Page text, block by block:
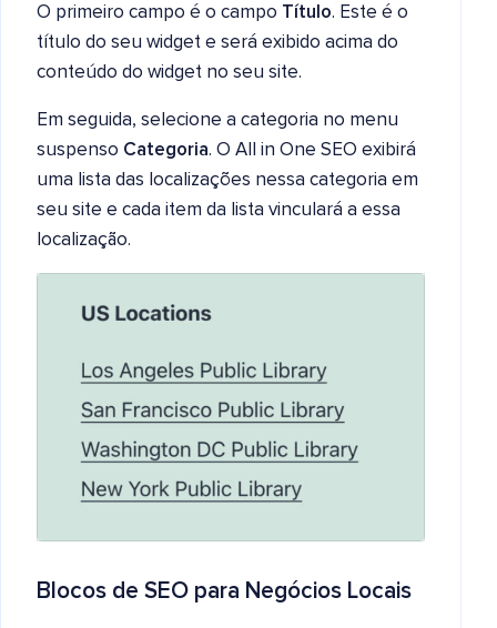
O primeiro campo é o campo Título. Este é o
título do seu widget e será exibido acima do
conteúdo do widget no seu site.
Em seguida, selecione a categoria no menu
suspenso Categoria. O All in One SEO exibirá
uma lista das localizações nessa categoria em
seu site e cada item da lista vinculará a essa
localização.
Blocos de SEO para Negócios Locais